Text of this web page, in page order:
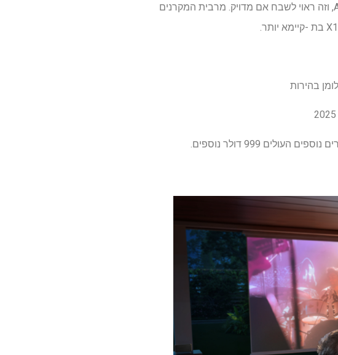
בערפילית אומרים כי ה- X1 קורה תמונה של עד 300 אינץ 'בגובה 3,500 ANSI Lumens, וזה ראוי לשבח אם מדויק. מרבית המקרנים